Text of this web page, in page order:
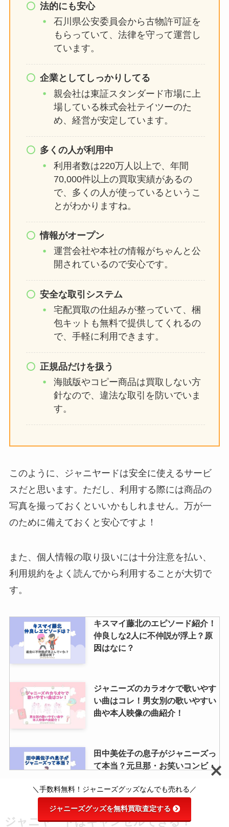
ジャニーズの公式写真を売るに
は？買取相場や持ち込みできるお
すすめ店舗は？
セクゾにメンカラはある？昔と今
は違う？青は誰？菊池風磨のメン
バーカラーも調査
tobeファンクラブの人数や入会方
についても解説！
セブンメン侍のメンカラは？人気
順2024や元メンバー・やらかし・
楽器変更いつ等も調査！
法的にも安心
石川県公安委員会から古物許可証を
もらっていて、法律を守って運営し
ています。
企業としてしっかりしてる
親会社は東証スタンダード市場に上
場している株式会社テイツーのた
め、経営が安定しています。
多くの人が利用中
利用者数は220万人以上で、年間
70,000件以上の買取実績があるの
で、多くの人が使っているというこ
とがわかりますね。
情報がオープン
運営会社や本社の情報がちゃんと公
開されているので安心です。
安全な取引システム
宅配買取の仕組みが整っていて、梱
包キットも無料で提供してくれるの
で、手軽に利用できます。
正規品だけを扱う
海賊版やコピー商品は買取しない方
針なので、違法な取引を防いでいま
す。
このように、ジャニヤードは安全に使えるサービ
スだと思います。ただし、利用する際には商品の
写真を撮っておくといいかもしれません。万が一
のために備えておくと安心ですよ！
また、個人情報の取り扱いには十分注意を払い、
利用規約をよく読んでから利用することが大切で
す。
キスマイ藤北のエピソード紹介！
仲良しな2人に不仲説が浮上？原
因はなに？
ジャニーズのカラオケで歌いやす
い曲はコレ！男女別の歌いやすい
曲や本人映像の曲紹介！
田中美佐子の息子がジャニーズっ
て本当？元旦那・お笑いコンビ・
は？
スノーマン｜ファンクラブ会員数
ジャニヤードはキャンセルできる？
＼手数料無料！ジャニーズグッズなんでも売れる／
ジャニーズグッズを無料買取査定する